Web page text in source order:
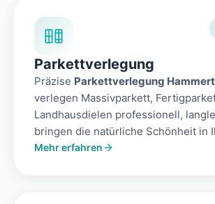
Parkettverlegung
Präzise Parkettverlegung
verlegen Massivparkett,
Landhausdielen professionell,
bringen die natürliche Schönheit in
Mehr erfahren